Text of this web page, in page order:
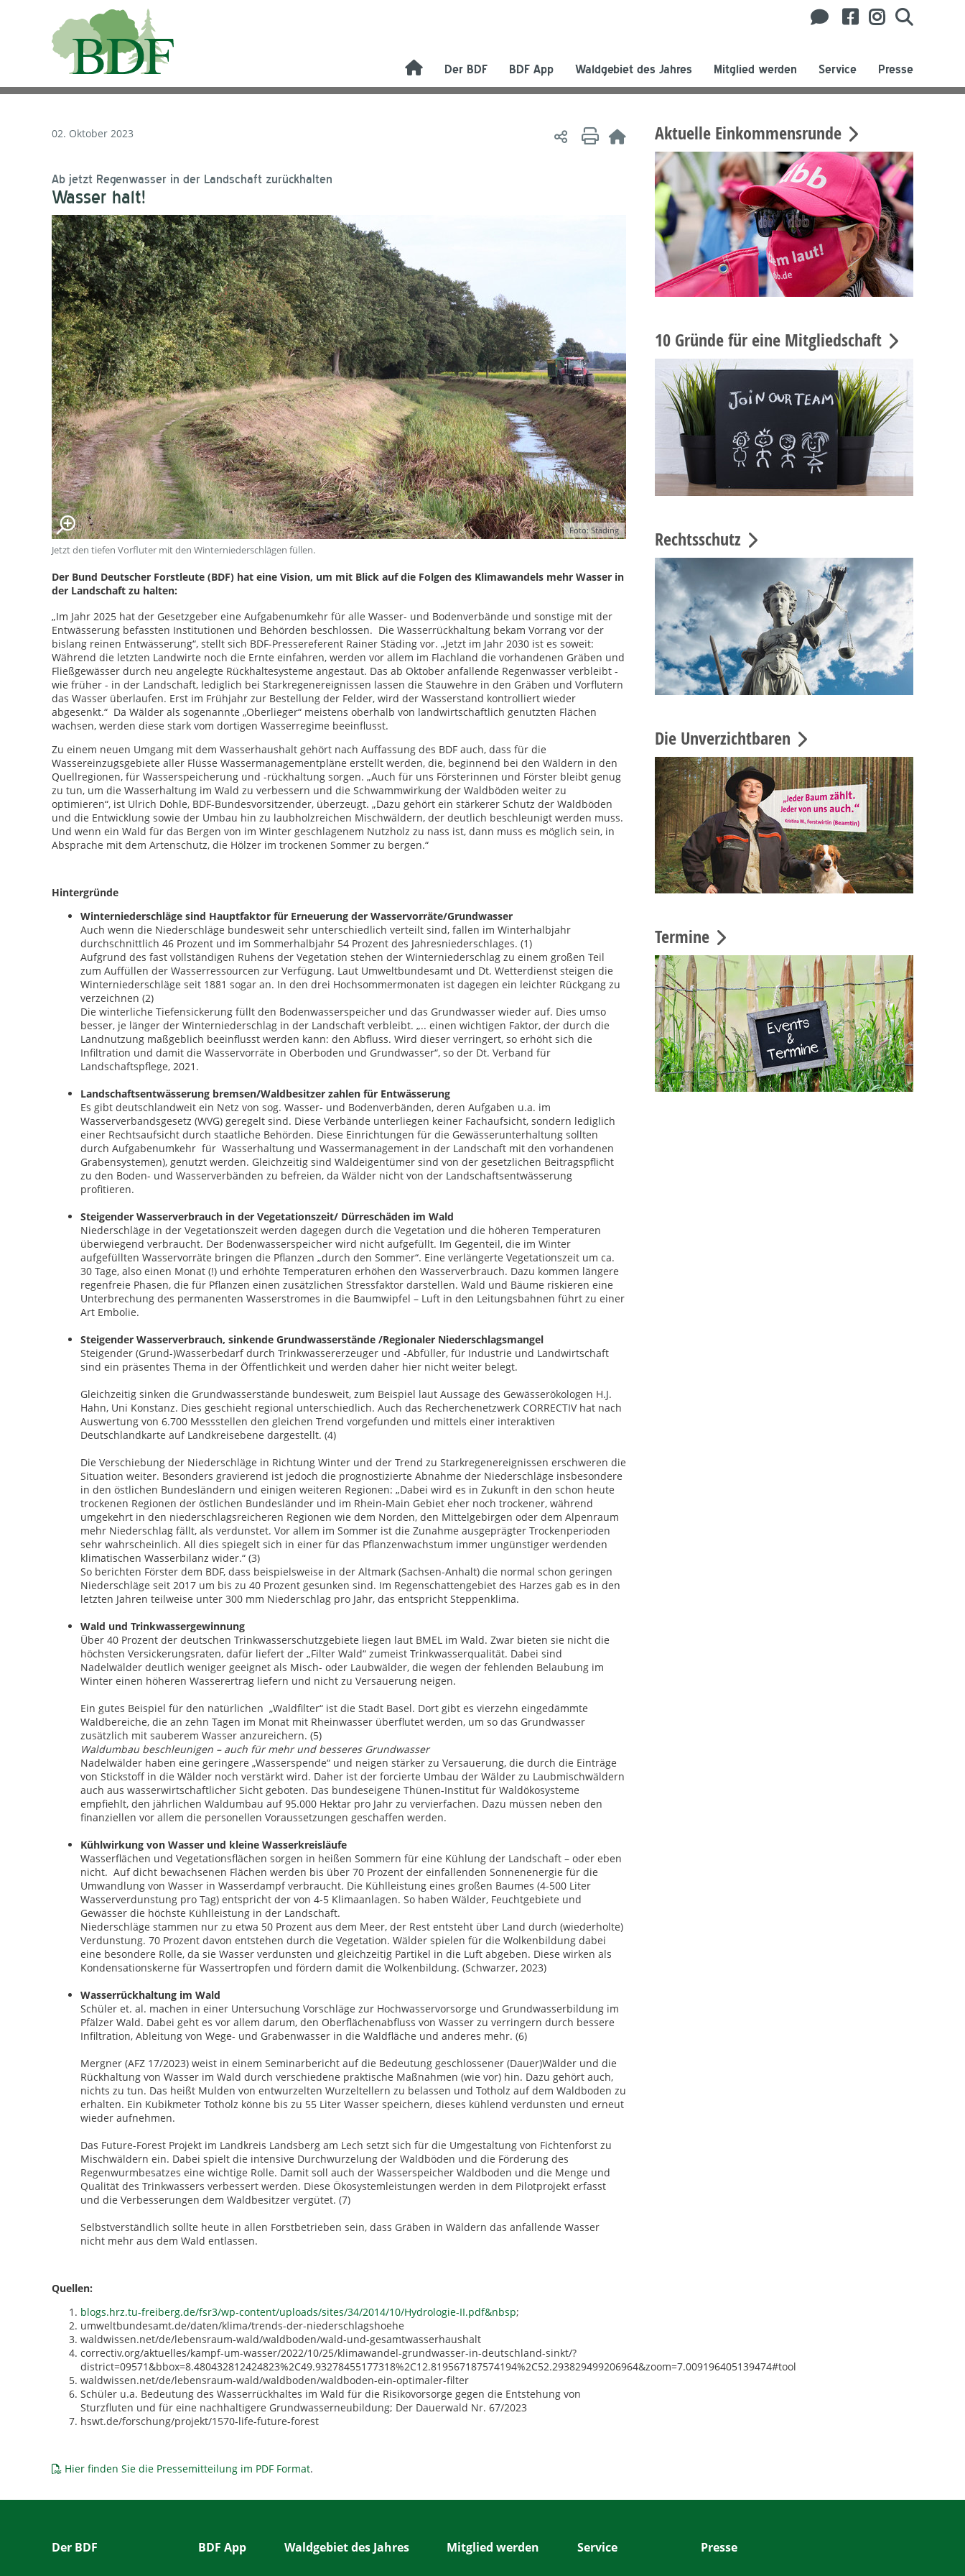
Der BDF BDF App Waldgebiet des Jahres Mitglied werden Service Presse
02. Oktober 2023
Ab jetzt Regenwasser in der Landschaft zurückhalten
Wasser halt!
Foto: Städing
Jetzt den tiefen Vorfluter mit den Winterniederschlägen füllen.
Der Bund Deutscher Forstleute (BDF) hat eine Vision, um mit Blick auf die Folgen des Klimawandels mehr Wasser in
der Landschaft zu halten:
„Im Jahr 2025 hat der Gesetzgeber eine Aufgabenumkehr für alle Wasser- und Bodenverbände und sonstige mit der
Entwässerung befassten Institutionen und Behörden beschlossen. Die Wasserrückhaltung bekam Vorrang vor der
bislang reinen Entwässerung“, stellt sich BDF-Pressereferent Rainer Städing vor. „Jetzt im Jahr 2030 ist es soweit:
Während die letzten Landwirte noch die Ernte einfahren, werden vor allem im Flachland die vorhandenen Gräben und
Fließgewässer durch neu angelegte Rückhaltesysteme angestaut. Das ab Oktober anfallende Regenwasser verbleibt -
wie früher - in der Landschaft, lediglich bei Starkregenereignissen lassen die Stauwehre in den Gräben und Vorflutern
das Wasser überlaufen. Erst im Frühjahr zur Bestellung der Felder, wird der Wasserstand kontrolliert wieder
abgesenkt.“ Da Wälder als sogenannte „Oberlieger“ meistens oberhalb von landwirtschaftlich genutzten Flächen
wachsen, werden diese stark vom dortigen Wasserregime beeinflusst.
Zu einem neuen Umgang mit dem Wasserhaushalt gehört nach Auffassung des BDF auch, dass für die
Wassereinzugsgebiete aller Flüsse Wassermanagementpläne erstellt werden, die, beginnend bei den Wäldern in den
Quellregionen, für Wasserspeicherung und -rückhaltung sorgen. „Auch für uns Försterinnen und Förster bleibt genug
zu tun, um die Wasserhaltung im Wald zu verbessern und die Schwammwirkung der Waldböden weiter zu
optimieren“, ist Ulrich Dohle, BDF-Bundesvorsitzender, überzeugt. „Dazu gehört ein stärkerer Schutz der Waldböden
und die Entwicklung sowie der Umbau hin zu laubholzreichen Mischwäldern, der deutlich beschleunigt werden muss.
Und wenn ein Wald für das Bergen von im Winter geschlagenem Nutzholz zu nass ist, dann muss es möglich sein, in
Absprache mit dem Artenschutz, die Hölzer im trockenen Sommer zu bergen.“
Hintergründe
Winterniederschläge sind Hauptfaktor für Erneuerung der Wasservorräte/Grundwasser
Auch wenn die Niederschläge bundesweit sehr unterschiedlich verteilt sind, fallen im Winterhalbjahr
durchschnittlich 46 Prozent und im Sommerhalbjahr 54 Prozent des Jahresniederschlages. (1)
Aufgrund des fast vollständigen Ruhens der Vegetation stehen der Winterniederschlag zu einem großen Teil
zum Auffüllen der Wasserressourcen zur Verfügung. Laut Umweltbundesamt und Dt. Wetterdienst steigen die
Winterniederschläge seit 1881 sogar an. In den drei Hochsommermonaten ist dagegen ein leichter Rückgang zu
verzeichnen (2)
Die winterliche Tiefensickerung füllt den Bodenwasserspeicher und das Grundwasser wieder auf. Dies umso
besser, je länger der Winterniederschlag in der Landschaft verbleibt. „.. einen wichtigen Faktor, der durch die
Landnutzung maßgeblich beeinflusst werden kann: den Abfluss. Wird dieser verringert, so erhöht sich die
Infiltration und damit die Wasservorräte in Oberboden und Grundwasser“, so der Dt. Verband für
Landschaftspflege, 2021.
Landschaftsentwässerung bremsen/Waldbesitzer zahlen für Entwässerung
Es gibt deutschlandweit ein Netz von sog. Wasser- und Bodenverbänden, deren Aufgaben u.a. im
Wasserverbandsgesetz (WVG) geregelt sind. Diese Verbände unterliegen keiner Fachaufsicht, sondern lediglich
einer Rechtsaufsicht durch staatliche Behörden. Diese Einrichtungen für die Gewässerunterhaltung sollten
durch Aufgabenumkehr für Wasserhaltung und Wassermanagement in der Landschaft mit den vorhandenen
Grabensystemen), genutzt werden. Gleichzeitig sind Waldeigentümer sind von der gesetzlichen Beitragspflicht
zu den Boden- und Wasserverbänden zu befreien, da Wälder nicht von der Landschaftsentwässerung
profitieren.
Steigender Wasserverbrauch in der Vegetationszeit/ Dürreschäden im Wald
Niederschläge in der Vegetationszeit werden dagegen durch die Vegetation und die höheren Temperaturen
überwiegend verbraucht. Der Bodenwasserspeicher wird nicht aufgefüllt. Im Gegenteil, die im Winter
aufgefüllten Wasservorräte bringen die Pflanzen „durch den Sommer“. Eine verlängerte Vegetationszeit um ca.
30 Tage, also einen Monat (!) und erhöhte Temperaturen erhöhen den Wasserverbrauch. Dazu kommen längere
regenfreie Phasen, die für Pflanzen einen zusätzlichen Stressfaktor darstellen. Wald und Bäume riskieren eine
Unterbrechung des permanenten Wasserstromes in die Baumwipfel – Luft in den Leitungsbahnen führt zu einer
Art Embolie.
Steigender Wasserverbrauch, sinkende Grundwasserstände /Regionaler Niederschlagsmangel
Steigender (Grund-)Wasserbedarf durch Trinkwassererzeuger und -Abfüller, für Industrie und Landwirtschaft
sind ein präsentes Thema in der Öffentlichkeit und werden daher hier nicht weiter belegt.
Gleichzeitig sinken die Grundwasserstände bundesweit, zum Beispiel laut Aussage des Gewässerökologen H.J.
Hahn, Uni Konstanz. Dies geschieht regional unterschiedlich. Auch das Recherchenetzwerk CORRECTIV hat nach
Auswertung von 6.700 Messstellen den gleichen Trend vorgefunden und mittels einer interaktiven
Deutschlandkarte auf Landkreisebene dargestellt. (4)
Die Verschiebung der Niederschläge in Richtung Winter und der Trend zu Starkregenereignissen erschweren die
Situation weiter. Besonders gravierend ist jedoch die prognostizierte Abnahme der Niederschläge insbesondere
in den östlichen Bundesländern und einigen weiteren Regionen: „Dabei wird es in Zukunft in den schon heute
trockenen Regionen der östlichen Bundesländer und im Rhein-Main Gebiet eher noch trockener, während
umgekehrt in den niederschlagsreicheren Regionen wie dem Norden, den Mittelgebirgen oder dem Alpenraum
mehr Niederschlag fällt, als verdunstet. Vor allem im Sommer ist die Zunahme ausgeprägter Trockenperioden
sehr wahrscheinlich. All dies spiegelt sich in einer für das Pﬂanzenwachstum immer ungünstiger werdenden
klimatischen Wasserbilanz wider.“ (3)
So berichten Förster dem BDF, dass beispielsweise in der Altmark (Sachsen-Anhalt) die normal schon geringen
Niederschläge seit 2017 um bis zu 40 Prozent gesunken sind. Im Regenschattengebiet des Harzes gab es in den
letzten Jahren teilweise unter 300 mm Niederschlag pro Jahr, das entspricht Steppenklima.
Wald und Trinkwassergewinnung
Über 40 Prozent der deutschen Trinkwasserschutzgebiete liegen laut BMEL im Wald. Zwar bieten sie nicht die
höchsten Versickerungsraten, dafür liefert der „Filter Wald“ zumeist Trinkwasserqualität. Dabei sind
Nadelwälder deutlich weniger geeignet als Misch- oder Laubwälder, die wegen der fehlenden Belaubung im
Winter einen höheren Wasserertrag liefern und nicht zu Versauerung neigen.
Ein gutes Beispiel für den natürlichen „Waldfilter“ ist die Stadt Basel. Dort gibt es vierzehn eingedämmte
Waldbereiche, die an zehn Tagen im Monat mit Rheinwasser überflutet werden, um so das Grundwasser
zusätzlich mit sauberem Wasser anzureichern. (5)
Waldumbau beschleunigen – auch für mehr und besseres Grundwasser
Nadelwälder haben eine geringere „Wasserspende“ und neigen stärker zu Versauerung, die durch die Einträge
von Stickstoff in die Wälder noch verstärkt wird. Daher ist der forcierte Umbau der Wälder zu Laubmischwäldern
auch aus wasserwirtschaftlicher Sicht geboten. Das bundeseigene Thünen-Institut für Waldökosysteme
empfiehlt, den jährlichen Waldumbau auf 95.000 Hektar pro Jahr zu vervierfachen. Dazu müssen neben den
finanziellen vor allem die personellen Voraussetzungen geschaffen werden.
Kühlwirkung von Wasser und kleine Wasserkreisläufe
Wasserflächen und Vegetationsflächen sorgen in heißen Sommern für eine Kühlung der Landschaft – oder eben
nicht. Auf dicht bewachsenen Flächen werden bis über 70 Prozent der einfallenden Sonnenenergie für die
Umwandlung von Wasser in Wasserdampf verbraucht. Die Kühlleistung eines großen Baumes (4-500 Liter
Wasserverdunstung pro Tag) entspricht der von 4-5 Klimaanlagen. So haben Wälder, Feuchtgebiete und
Gewässer die höchste Kühlleistung in der Landschaft.
Niederschläge stammen nur zu etwa 50 Prozent aus dem Meer, der Rest entsteht über Land durch (wiederholte)
Verdunstung. 70 Prozent davon entstehen durch die Vegetation. Wälder spielen für die Wolkenbildung dabei
eine besondere Rolle, da sie Wasser verdunsten und gleichzeitig Partikel in die Luft abgeben. Diese wirken als
Kondensationskerne für Wassertropfen und fördern damit die Wolkenbildung. (Schwarzer, 2023)
Wasserrückhaltung im Wald
Schüler et. al. machen in einer Untersuchung Vorschläge zur Hochwasservorsorge und Grundwasserbildung im
Pfälzer Wald. Dabei geht es vor allem darum, den Oberflächenabfluss von Wasser zu verringern durch bessere
Infiltration, Ableitung von Wege- und Grabenwasser in die Waldfläche und anderes mehr. (6)
Mergner (AFZ 17/2023) weist in einem Seminarbericht auf die Bedeutung geschlossener (Dauer)Wälder und die
Rückhaltung von Wasser im Wald durch verschiedene praktische Maßnahmen (wie vor) hin. Dazu gehört auch,
nichts zu tun. Das heißt Mulden von entwurzelten Wurzeltellern zu belassen und Totholz auf dem Waldboden zu
erhalten. Ein Kubikmeter Totholz könne bis zu 55 Liter Wasser speichern, dieses kühlend verdunsten und erneut
wieder aufnehmen.
Das Future-Forest Projekt im Landkreis Landsberg am Lech setzt sich für die Umgestaltung von Fichtenforst zu
Mischwäldern ein. Dabei spielt die intensive Durchwurzelung der Waldböden und die Förderung des
Regenwurmbesatzes eine wichtige Rolle. Damit soll auch der Wasserspeicher Waldboden und die Menge und
Qualität des Trinkwassers verbessert werden. Diese Ökosystemleistungen werden in dem Pilotprojekt erfasst
und die Verbesserungen dem Waldbesitzer vergütet. (7)
Selbstverständlich sollte heute in allen Forstbetrieben sein, dass Gräben in Wäldern das anfallende Wasser
nicht mehr aus dem Wald entlassen.
Quellen:
blogs.hrz.tu-freiberg.de/fsr3/wp-content/uploads/sites/34/2014/10/Hydrologie-II.pdf&nbsp;
umweltbundesamt.de/daten/klima/trends-der-niederschlagshoehe
waldwissen.net/de/lebensraum-wald/waldboden/wald-und-gesamtwasserhaushalt
correctiv.org/aktuelles/kampf-um-wasser/2022/10/25/klimawandel-grundwasser-in-deutschland-sinkt/?
district=09571&bbox=8.480432812424823%2C49.93278455177318%2C12.819567187574194%2C52.293829499206964&zoom=7.009196405139474#tool
waldwissen.net/de/lebensraum-wald/waldboden/waldboden-ein-optimaler-filter
Schüler u.a. Bedeutung des Wasserrückhaltes im Wald für die Risikovorsorge gegen die Entstehung von
Sturzfluten und für eine nachhaltigere Grundwasserneubildung; Der Dauerwald Nr. 67/2023
hswt.de/forschung/projekt/1570-life-future-forest
Hier finden Sie die Pressemitteilung im PDF Format.
Aktuelle Einkommensrunde
10 Gründe für eine Mitgliedschaft
Rechtsschutz
Die Unverzichtbaren
Termine
Der BDF BDF App Waldgebiet des Jahres Mitglied werden Service Presse